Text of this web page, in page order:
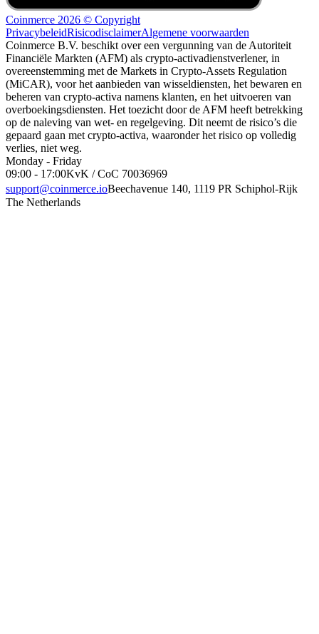
Coinmerce 2026 © Copyright
PrivacybeleidRisicodisclaimerAlgemene voorwaarden
Coinmerce B.V. beschikt over een vergunning van de Autoriteit
Financiële Markten (AFM) als crypto-activadienstverlener, in
overeenstemming met de Markets in Crypto-Assets Regulation
(MiCAR), voor het aanbieden van wisseldiensten, het bewaren en
beheren van crypto-activa namens klanten, en het uitvoeren van
overboekingsdiensten. Het toezicht door de AFM heeft betrekking
op de naleving van wet- en regelgeving. Dit neemt de risico’s die
gepaard gaan met crypto-activa, waaronder het risico op volledig
verlies, niet weg.
Monday - Friday
09:00 - 17:00KvK / CoC 70036969
support@coinmerce.ioBeechavenue 140, 1119 PR Schiphol-Rijk
The Netherlands